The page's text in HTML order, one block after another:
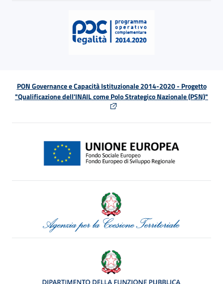
PON Governance e Capacità Istituzionale 2014-2020 - Progetto
"Qualificazione dell'INAIL come Polo Strategico Nazionale (PSN)"